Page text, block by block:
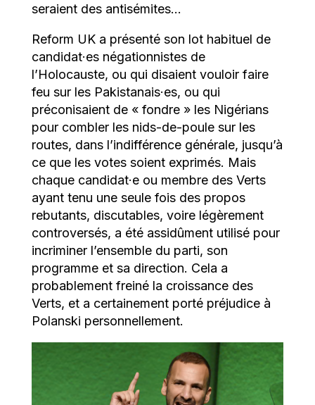
seraient des antisémites…
Reform UK a présenté son lot habituel de
candidat·es négationnistes de
l’Holocauste, ou qui disaient vouloir faire
feu sur les Pakistanais·es, ou qui
préconisaient de « fondre » les Nigérians
pour combler les nids-de-poule sur les
routes, dans l’indifférence générale, jusqu’à
ce que les votes soient exprimés. Mais
chaque candidat·e ou membre des Verts
ayant tenu une seule fois des propos
rebutants, discutables, voire légèrement
controversés, a été assidûment utilisé pour
incriminer l’ensemble du parti, son
programme et sa direction. Cela a
probablement freiné la croissance des
Verts, et a certainement porté préjudice à
Polanski personnellement.